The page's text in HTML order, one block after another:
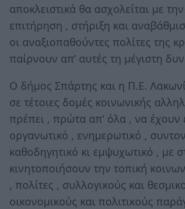
αποκλειστικά θα ασχολείται με
επιτήρηση , στήριξη και
οι αναξιοπαθούντες πολίτες της
παίρνουν απ’ αυτές τη μέγιστη
Ο δήμος Σπάρτης και η Π.Ε.
σε τέτοιες δομές κοινωνικής
πρέπει , πρώτα απ’ όλα , να έχουν
οργανωτικό , ενημερωτικό ,
καθοδηγητικό κι εμψυχωτικό , με
κινητοποιήσουν την τοπική
, πολίτες , συλλογικούς και
οικονομικούς και πολιτικούς